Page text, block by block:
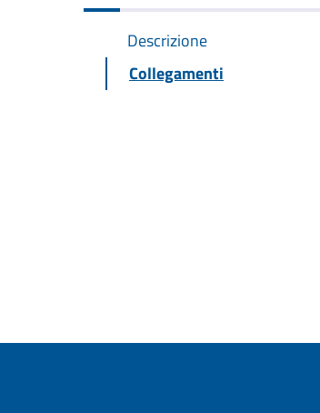
Descrizione
Collegamenti